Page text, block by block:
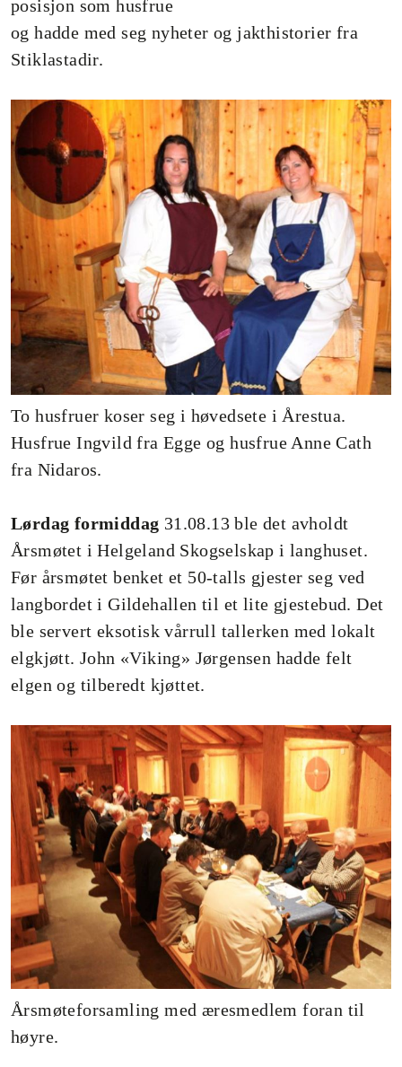
posisjon som husfrue
og hadde med seg nyheter og jakthistorier fra
Stiklastadir.
To husfruer koser seg i høvedsete i Årestua.
Husfrue Ingvild fra Egge og husfrue Anne Cath
fra Nidaros.
Lørdag formiddag 31.08.13 ble det avholdt
Årsmøtet i Helgeland Skogselskap i langhuset.
Før årsmøtet benket et 50-talls gjester seg ved
langbordet i Gildehallen til et lite gjestebud. Det
ble servert eksotisk vårrull tallerken med lokalt
elgkjøtt. John «Viking» Jørgensen hadde felt
elgen og tilberedt kjøttet.
Årsmøteforsamling med æresmedlem foran til
høyre.